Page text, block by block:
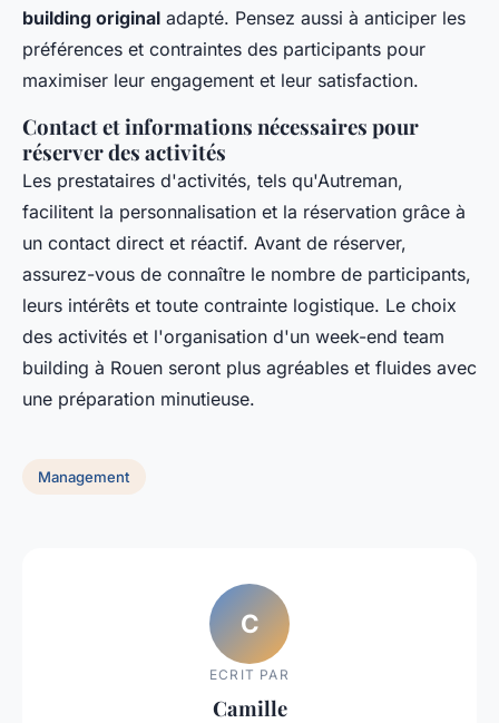
building original adapté. Pensez aussi à anticiper les
préférences et contraintes des participants pour
maximiser leur engagement et leur satisfaction.
Contact et informations nécessaires pour
réserver des activités
Les prestataires d'activités, tels qu'Autreman,
facilitent la personnalisation et la réservation grâce à
un contact direct et réactif. Avant de réserver,
assurez-vous de connaître le nombre de participants,
leurs intérêts et toute contrainte logistique. Le choix
des activités et l'organisation d'un week-end team
building à Rouen seront plus agréables et fluides avec
une préparation minutieuse.
Management
C
ECRIT PAR
Camille